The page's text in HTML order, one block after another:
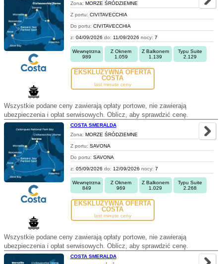
Zona: MORZE ŚRÓDZIEMNE
Z portu: CIVITAVECCHIA
Do portu: CIVITAVECCHIA
z: 04/09/2026 do: 11/09/2026 nocy: 7
Wewnętrzna
989
Z Oknem
1.059
Z Balkonem
1.139
Typu Suite
2.129
EKSKLUZYWNA OFERTA
COSTA
last minute ceny
Wszystkie podane ceny zawierają opłaty portowe, nie zawierają
ubezpieczenia i opłat serwisowych. Oblicz, aby sprawdzić cenę.
COSTA SMERALDA
Zona: MORZE ŚRÓDZIEMNE
Z portu: SAVONA
Do portu: SAVONA
z: 05/09/2026 do: 12/09/2026 nocy: 7
Wewnętrzna
849
Z Oknem
969
Z Balkonem
1.029
Typu Suite
2.268
EKSKLUZYWNA OFERTA
COSTA
last minute ceny
Wszystkie podane ceny zawierają opłaty portowe, nie zawierają
ubezpieczenia i opłat serwisowych. Oblicz, aby sprawdzić cenę.
COSTA SMERALDA